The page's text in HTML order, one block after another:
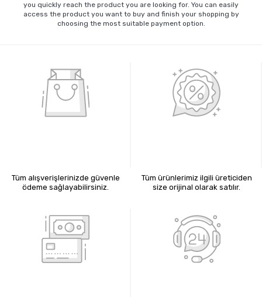
you quickly reach the product you are looking for. You can easily
access the product you want to buy and finish your shopping by
choosing the most suitable payment option.
Tüm alışverişlerinizde güvenle
ödeme sağlayabilirsiniz.
Tüm ürünlerimiz ilgili üreticiden
size orijinal olarak satılır.